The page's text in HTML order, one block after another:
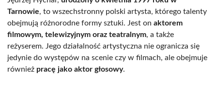
Tarnowie, to wszechstronny polski artysta, którego talenty
obejmują różnorodne formy sztuki. Jest on aktorem
filmowym, telewizyjnym oraz teatralnym, a także
reżyserem. Jego działalność artystyczna nie ogranicza się
jedynie do występów na scenie czy w filmach, ale obejmuje
również pracę jako aktor głosowy.